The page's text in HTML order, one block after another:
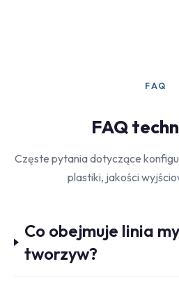
FAQ
FAQ
Częste pytania dotyczące
plastiki, jakości
Co obejmuje linia
tworzyw?